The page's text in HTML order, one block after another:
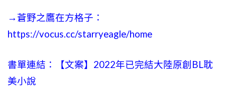
→蒼野之鷹在方格子：
https://vocus.cc/starryeagle/home
書單連結：【文案】2022年已完結大陸原創BL耽
美小說